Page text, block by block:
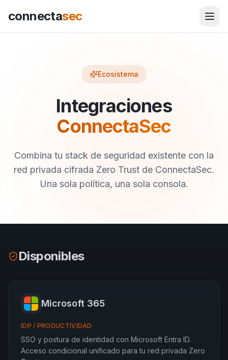
connectasec
Ecosistema
Integraciones
ConnectaSec
Combina tu stack de seguridad existente con la
red privada cifrada Zero Trust de ConnectaSec.
Una sola política, una sola consola.
Disponibles
Microsoft 365
IDP / PRODUCTIVIDAD
SSO y postura de identidad con Microsoft Entra ID.
Acceso condicional unificado para tu red privada Zero